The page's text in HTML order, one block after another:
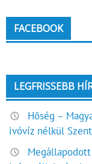
FACEBOOK
LEGFRISSEBB
Hőség –
ivóvíz nélkül